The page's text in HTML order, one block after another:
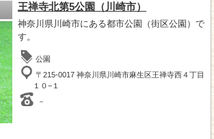
王禅寺北第5公園（川崎市）
神奈川県川崎市にある都市公園（街区公園）で
す。
公園
〒215-0017 神奈川県川崎市麻生区王禅寺西４丁目
１０−１
－